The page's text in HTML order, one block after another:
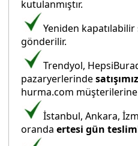
kutulanmıştır.
Yeniden
gönderilir.
Trendyol,
pazaryerlerinde
hurma.com müşterilerine
İstanbul, Ankara,
orandaertesi gün